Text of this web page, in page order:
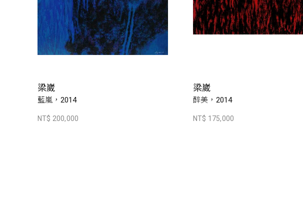
梁崴
藍嵐，2014
NT$ 200,000
梁崴
醉美，2014
NT$ 175,000